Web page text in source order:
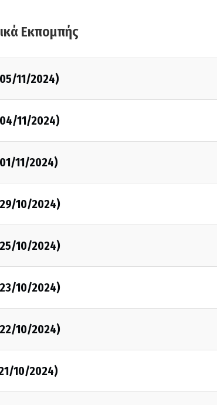
Εκπομπής
11/2024)
11/2024)
11/2024)
10/2024)
10/2024)
10/2024)
10/2024)
10/2024)